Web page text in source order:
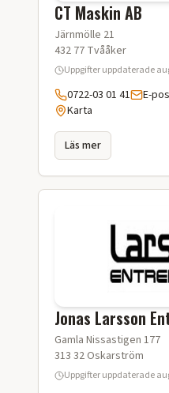
CT Maskin AB
Järnmölle 21
432 77 Tvååker
Uppgifter uppdaterade
0722-03 01 41 E-
Karta
Läs mer
Jonas Larsson
Gamla Nissastigen 177
313 32Oskarström
Uppgifter uppdaterade